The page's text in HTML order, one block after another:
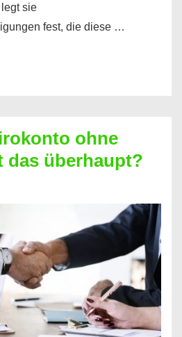
sie
fest, die diese …
ohne
das überhaupt?